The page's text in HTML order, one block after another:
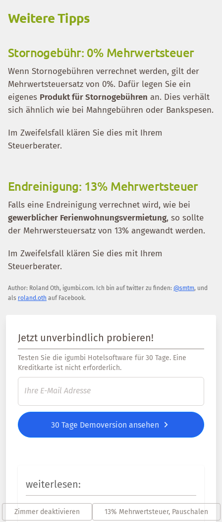
Weitere Tipps
Stornogebühr: 0% Mehrwertsteuer
Wenn Stornogebühren verrechnet werden, gilt der
Mehrwertsteuersatz von 0%. Dafür legen Sie ein
eigenes Produkt für Stornogebühren an. Dies verhält
sich ähnlich wie bei Mahngebühren oder Bankspesen.
Im Zweifelsfall klären Sie dies mit Ihrem
Steuerberater.
Endreinigung: 13% Mehrwertsteuer
Falls eine Endreinigung verrechnet wird, wie bei
gewerblicher Ferienwohnungsvermietung, so sollte
der Mehrwersteuersatz von 13% angewandt werden.
Im Zweifelsfall klären Sie dies mit Ihrem
Steuerberater.
Author: Roland Oth, igumbi.com. Ich bin auf twitter zu finden: @smtm, und
als roland.oth auf Facebook.
Jetzt unverbindlich probieren!
Testen Sie die igumbi Hotelsoftware für 30 Tage. Eine
Kreditkarte ist nicht erforderlich.
30 Tage Demoversion ansehen
weiterlesen:
Zimmer deaktivieren 13% Mehrwertsteuer, Pauschalen